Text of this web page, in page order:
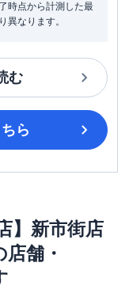
時点から計測した最
異なります。
む
ら
】新市街店
舗・